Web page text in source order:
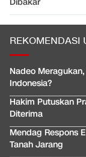
REKOMENDASI
Nadeo
Indonesia?
Hakim Putuskan
Diterima
Mendag Respons
Tanah Jarang